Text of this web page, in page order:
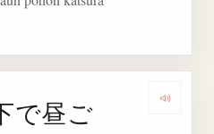
で昼ご